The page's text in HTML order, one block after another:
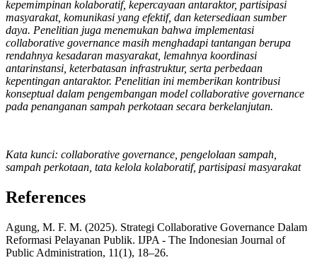
kepemimpinan kolaboratif, kepercayaan antaraktor, partisipasi
masyarakat, komunikasi yang efektif, dan ketersediaan sumber
daya. Penelitian juga menemukan bahwa implementasi
collaborative governance masih menghadapi tantangan berupa
rendahnya kesadaran masyarakat, lemahnya koordinasi
antarinstansi, keterbatasan infrastruktur, serta perbedaan
kepentingan antaraktor. Penelitian ini memberikan kontribusi
konseptual dalam pengembangan model collaborative governance
pada penanganan sampah perkotaan secara berkelanjutan.
Kata kunci: collaborative governance, pengelolaan sampah,
sampah perkotaan, tata kelola kolaboratif, partisipasi masyarakat
References
Agung, M. F. M. (2025). Strategi Collaborative Governance Dalam
Reformasi Pelayanan Publik. IJPA - The Indonesian Journal of
Public Administration, 11(1), 18–26.